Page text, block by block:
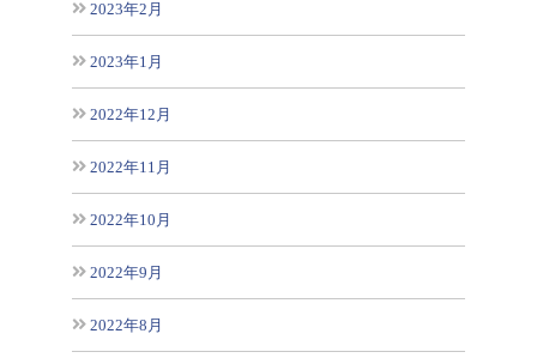
2023年2月
2023年1月
2022年12月
2022年11月
2022年10月
2022年9月
2022年8月